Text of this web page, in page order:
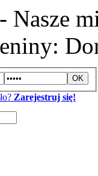
Nasze
Zarejestruj się!